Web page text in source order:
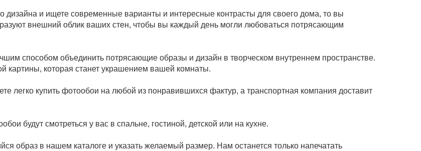
и ищете современные варианты и интересные контрасты для своего дома, то вы
внешний облик ваших стен, чтобы вы каждый день могли любоваться потрясающим
способом объединить потрясающие образы и дизайн в творческом внутреннем пространстве.
картины, которая станет украшением вашей комнаты.
купить фотообои на любой из понравившихся фактур, а транспортная компания доставит
будут смотреться у вас в спальне, гостиной, детской или на кухне.
образ в нашем каталоге и указать желаемый размер. Нам останется только напечатать